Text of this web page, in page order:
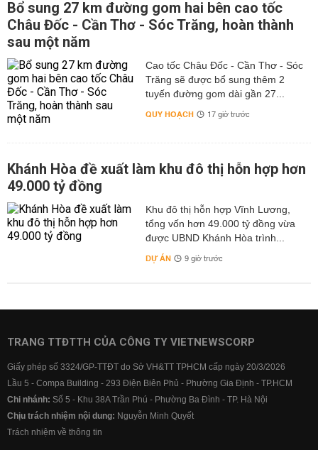
Bổ sung 27 km đường gom hai bên cao tốc
Châu Đốc - Cần Thơ - Sóc Trăng, hoàn thành
sau một năm
Cao tốc Châu Đốc - Cần Thơ - Sóc
Trăng sẽ được bổ sung thêm 2
tuyến đường gom dài gần 27...
QUY HOẠCH 17 giờ trước
Khánh Hòa đề xuất làm khu đô thị hỗn hợp hơn
49.000 tỷ đồng
Khu đô thị hỗn hợp Vĩnh Lương,
tổng vốn hơn 49.000 tỷ đồng vừa
được UBND Khánh Hòa trình...
DỰ ÁN 9 giờ trước
TRANG TTĐTTH CỦA CÔNG TY VIETNEWSCORP
Giấy phép số 3324/GP-TTĐT do Sở VH&TT TPHCM cấp ngày 20/3/2026
Lầu 5 - Compa Building - 293 Điện Biên Phủ - Phường Gia Định - TP.HCM
Chi nhánh: Số 5 - Khu 38A Trần Phú - Phường Ba Đình - TP. Hà Nội
Chịu trách nhiệm nội dung: Nguyễn Minh Quyết
Trách nhiệm về thông tin